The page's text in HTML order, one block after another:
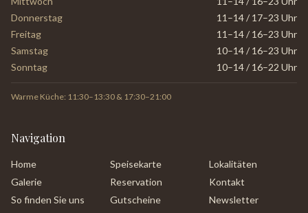
Donnerstag
11–14 / 17–23 Uhr
Freitag
11–14 / 16–23 Uhr
Samstag
10–14 / 16–23 Uhr
Sonntag
10–14 / 16–22 Uhr
Warme Küche: 11:30–13:30 & 17:30–21:00
Navigation
Home Speisekarte
Lokalitäten
Galerie
Reservation
Kontakt
So finden Sie uns
Gutscheine
Newsletter